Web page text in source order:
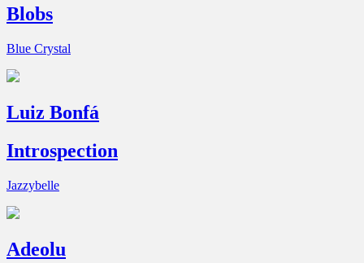
Blobs
Blue Crystal
Luiz Bonfá
Introspection
Jazzybelle
Adeolu